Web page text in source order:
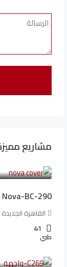
مشاريع
Nova-BC-290
القاهرة الجديدة
41
طبي
4,402,000LE